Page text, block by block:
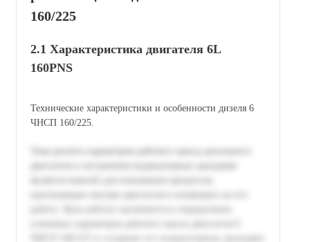
160/225
2.1 Характеристика двигателя 6L
160PNS
Технические характеристики и особенности дизеля 6
ЧНСП 160/225.